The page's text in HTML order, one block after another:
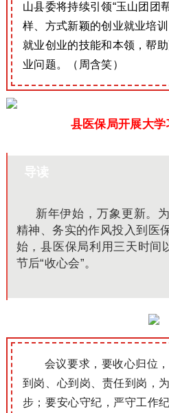
山县委将持续引领“玉山团团
样、方式新颖的创业就业培
就业创业的技能和本领，帮
业问题。（周含笑）
县医保局开展大
导读
新年伊始，万象更新。
精神、务实的作风投入到医
始，县医保局利用三天时间
节后“收心会”。
会议要求，要收心归位
到岗、心到岗、责任到岗，
步；要安心守纪，严守工作